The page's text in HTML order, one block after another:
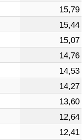
15,79
15,44
15,07
14,76
14,53
14,27
13,60
12,64
12,41